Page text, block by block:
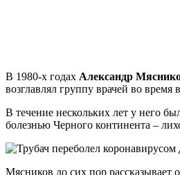
В 1980-х годах Александр
возглавлял группу врачей во
В течение нескольких лет у него
болезнью Черного континента –
Мясников до сих пор рассказывает